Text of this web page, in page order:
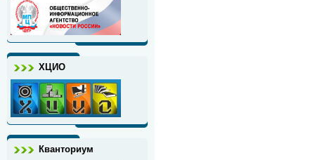
ХЦИО
Кванториум